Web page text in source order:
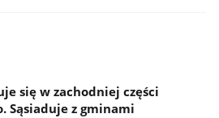
się w zachodniej części
Sąsiaduje z gminami